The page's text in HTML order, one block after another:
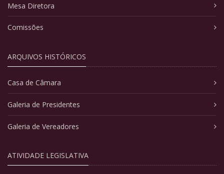
Mesa Diretora
Comissões
ARQUIVOS HISTÓRICOS
Casa de Câmara
Galeria de Presidentes
Galeria de Vereadores
ATIVIDADE LEGISLATIVA